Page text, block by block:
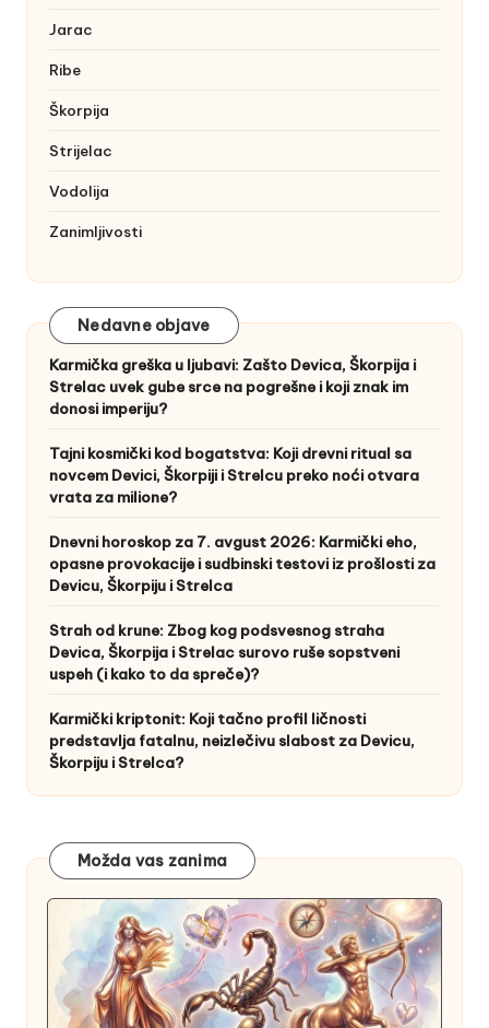
Jarac
Ribe
Škorpija
Strijelac
Vodolija
Zanimljivosti
Nedavne objave
Karmička greška u ljubavi: Zašto Devica, Škorpija i
Strelac uvek gube srce na pogrešne i koji znak im
donosi imperiju?
Tajni kosmički kod bogatstva: Koji drevni ritual sa
novcem Devici, Škorpiji i Strelcu preko noći otvara
vrata za milione?
Dnevni horoskop za 7. avgust 2026: Karmički eho,
opasne provokacije i sudbinski testovi iz prošlosti za
Devicu, Škorpiju i Strelca
Strah od krune: Zbog kog podsvesnog straha
Devica, Škorpija i Strelac surovo ruše sopstveni
uspeh (i kako to da spreče)?
Karmički kriptonit: Koji tačno profil ličnosti
predstavlja fatalnu, neizlečivu slabost za Devicu,
Škorpiju i Strelca?
Možda vas zanima